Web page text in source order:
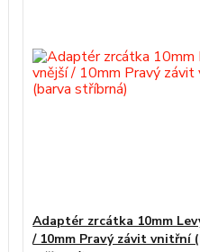
Adaptér zrcátka 10mm
/ 10mm Pravý závit vnitřní